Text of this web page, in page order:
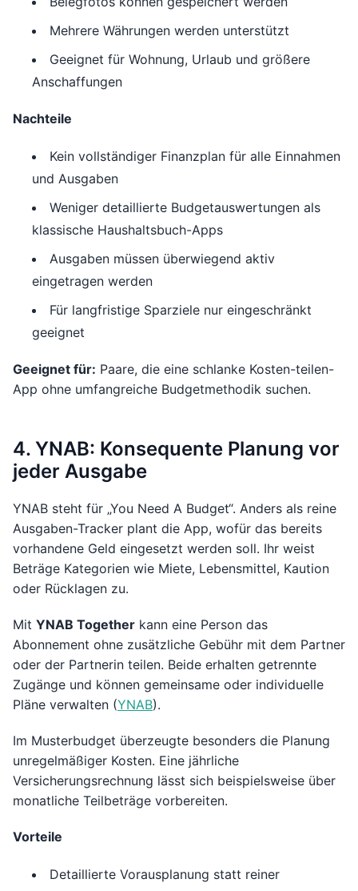
Mehrere Währungen werden unterstützt
Geeignet für Wohnung, Urlaub und größere
Anschaffungen
Nachteile
Kein vollständiger Finanzplan für alle Einnahmen
und Ausgaben
Weniger detaillierte Budgetauswertungen als
klassische Haushaltsbuch-Apps
Ausgaben müssen überwiegend aktiv
eingetragen werden
Für langfristige Sparziele nur eingeschränkt
geeignet
Geeignet für: Paare, die eine schlanke Kosten-teilen-
App ohne umfangreiche Budgetmethodik suchen.
4. YNAB: Konsequente Planung vor
jeder Ausgabe
YNAB steht für „You Need A Budget“. Anders als reine
Ausgaben-Tracker plant die App, wofür das bereits
vorhandene Geld eingesetzt werden soll. Ihr weist
Beträge Kategorien wie Miete, Lebensmittel, Kaution
oder Rücklagen zu.
Mit YNAB Together kann eine Person das
Abonnement ohne zusätzliche Gebühr mit dem Partner
oder der Partnerin teilen. Beide erhalten getrennte
Zugänge und können gemeinsame oder individuelle
Pläne verwalten (YNAB).
Im Musterbudget überzeugte besonders die Planung
unregelmäßiger Kosten. Eine jährliche
Versicherungsrechnung lässt sich beispielsweise über
monatliche Teilbeträge vorbereiten.
Vorteile
Detaillierte Vorausplanung statt reiner